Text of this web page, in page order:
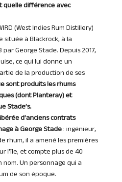
quelle différence avec
(West Indies Rum Distillery)
située à Blackrock, à la
George Stade. Depuis 2017,
ce qui lui donne un
de la production de ses
sont produits les rhums
(dont Planteray) et
Stade’s.
d’anciens contrats
à George Stade: ingénieur,
rhum, il a amené les premières
l’île, et compte plus de 40
Un personnage qui a
de son époque.